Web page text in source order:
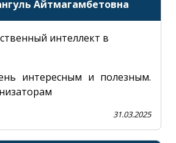
Айтмагамбетовна
интеллект в
интересным и полезным.
31.03.2025